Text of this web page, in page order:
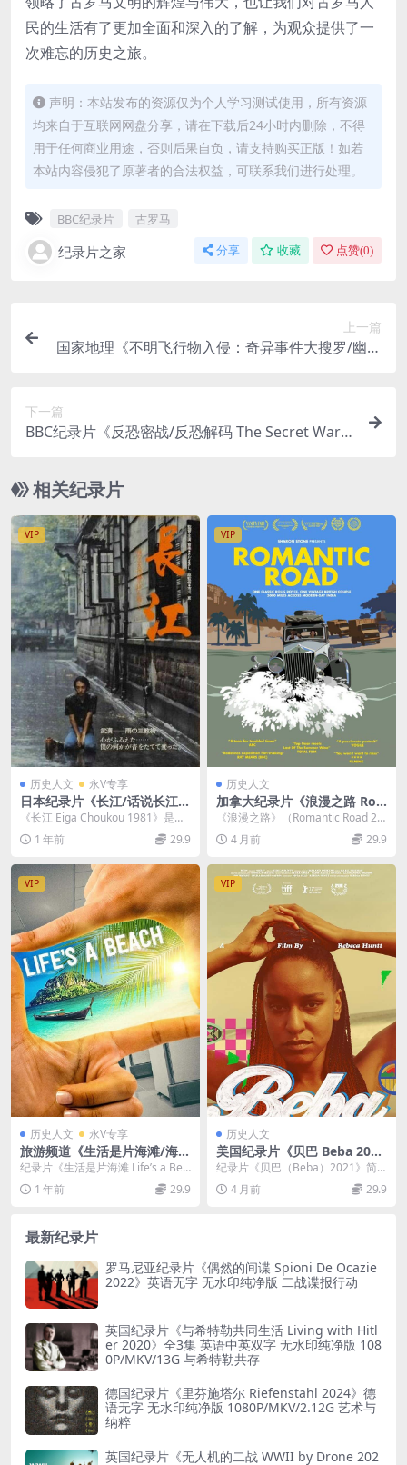
民的生活有了更加全面和深入的了解，为观众提供了一
次难忘的历史之旅。
声明：本站发布的资源仅为个人学习测试使用，所有资源
均来自于互联网网盘分享，请在下载后24小时内删除，不得
用于任何商业用途，否则后果自负，请支持购买正版！如若
本站内容侵犯了原著者的合法权益，可联系我们进行处理。
BBC纪录片 古罗马
纪录片之家 分享 收藏 点赞(0)
上一篇
国家地理《不明飞行物入侵：奇异事件大搜罗/幽浮
下一篇
BBC纪录片《反恐密战/反恐解码 The Secret War o
录片下载
相关纪录片
VIP
历史人文 永V专享
日本纪录片《长江/话说长江 E
iga Choukou 1981》日语中
字 佐田雅志超清珍藏版 1080
P/MP4/7.94G
《长江 Eiga Choukou 1981》是一
部具有特殊意义的纪录片。 创作
背...1 年前 29.9
VIP
历史人文
加拿大纪录片《浪漫之路 Ro
mantic Road 2017》英语中
英双字 官方纯净版 1080P/M
KV/1.25G 晚年生活
《浪漫之路》（Romantic Road 20
17）：一场重新定义晚年的印度穿
越...4 月前 29.9
VIP
历史人文 永V专享
旅游频道《生活是片海滩/海边
生活 Life’s a Beach 2022》全
17集 英语中英双字 官方纯净
版 1080P/MKV/36G
纪录片《生活是片海滩 Life’s a Bea
ch 2016》第一季...
1 年前 29.9
VIP
历史人文
美国纪录片《贝巴 Beba 202
1》英语中英双字 官方纯净版
1080P/MKV/4.35G 种族主义
纪录片《贝巴（Beba）2021》简
介 资源规格：美国纪录片，又名
“继承之殇”...
4 月前 29.9
最新纪录片
罗马尼亚纪录片《偶然的间谍 Spioni De Ocazie
2022》英语无字 无水印纯净版 二战谍报行动
英国纪录片《与希特勒共同生活 Living with Hitl
er 2020》全3集 英语中英双字 无水印纯净版 108
0P/MKV/13G 与希特勒共存
德国纪录片《里芬施塔尔 Riefenstahl 2024》德
语无字 无水印纯净版 1080P/MKV/2.12G 艺术与
纳粹
英国纪录片《无人机的二战 WWII by Drone 202